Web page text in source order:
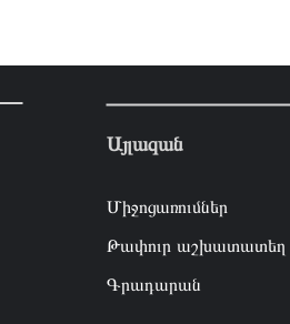
Այլազան
Միջոցառումներ
Թափուր աշխատատեղ
Գրադարան